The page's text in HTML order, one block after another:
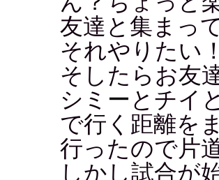
友達と集まっ
それやりたい
そしたらお友
シミーとチイ
で行く距離を
行ったので片
しかし試合が